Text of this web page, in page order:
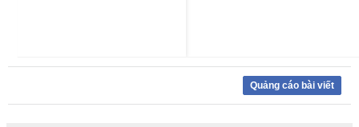
Quảng cáo bài viết